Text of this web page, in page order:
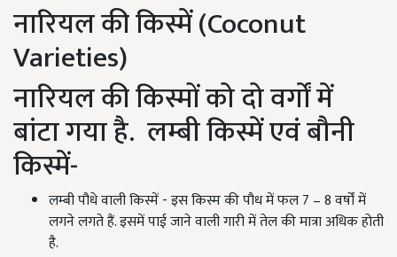
नारियल की किस्में (Coconut
Varieties)
नारियल की किस्मों को दो वर्गों में
बांटा गया है. लम्बी किस्में एवं बौनी
किस्में-
लम्बी पौधे वाली किस्में - इस किस्म की पौध में फल 7 – 8 वर्षों में
लगने लगते हैं. इसमें पाई जाने वाली गारी में तेल की मात्रा अधिक होती
है.